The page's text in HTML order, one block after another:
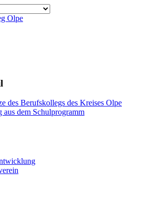
des Berufskollegs des Kreises Olpe
aus dem Schulprogramm